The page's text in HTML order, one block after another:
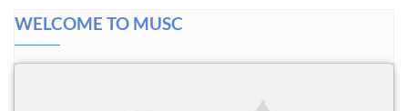
WELCOME TO MUSC